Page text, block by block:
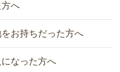
へ
お持ちだった方へ
なった方へ